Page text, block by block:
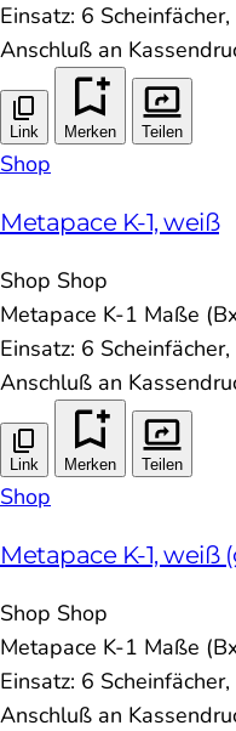
Einsatz: 6
Anschluß an
Link Merken Teilen
Shop
Metapace K-1, weiß
Shop Shop
Metapace K-1 Maße
Einsatz: 6
Anschluß an
Link Merken Teilen
Shop
Metapace K-1, weiß
Shop Shop
Metapace K-1 Maße
Einsatz: 6
Anschluß an